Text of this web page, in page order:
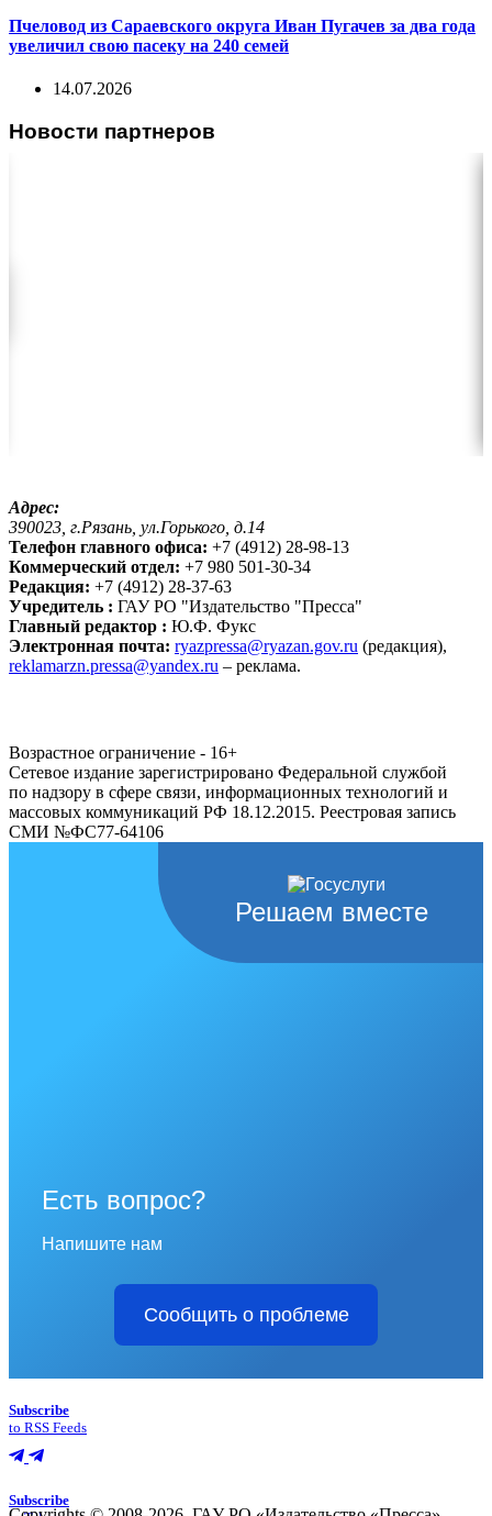
Пчеловод из Сараевского округа Иван Пугачев за два года
увеличил свою пасеку на 240 семей
14.07.2026
Новости партнеров
Адрес:
390023, г.Рязань, ул.Горького, д.14
Телефон главного офиса: +7 (4912) 28-98-13
Коммерческий отдел: +7 980 501-30-34
Редакция: +7 (4912) 28-37-63
Учредитель : ГАУ РО "Издательство "Пресса"
Главный редактор : Ю.Ф. Фукс
Электронная почта: ryazpressa@ryazan.gov.ru (редакция),
reklamarzn.pressa@yandex.ru – реклама.
Возрастное ограничение - 16+
Сетевое издание зарегистрировано Федеральной службой
по надзору в сфере связи, информационных технологий и
массовых коммуникаций РФ 18.12.2015. Реестровая запись
СМИ №ФС77-64106
Решаем вместе
Есть вопрос?
Напишите нам
Сообщить о проблеме
Subscribe
to RSS Feeds
Subscribe